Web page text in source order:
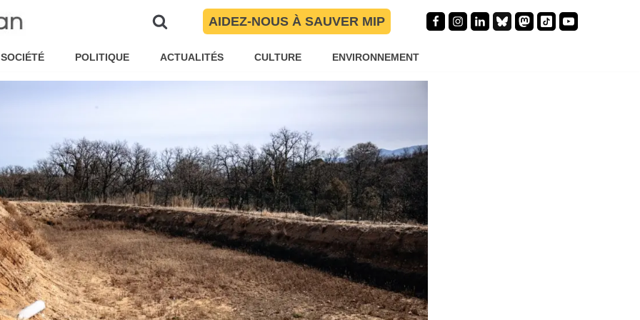
AIDEZ-NOUS À SAUVER MIP
SOCIÉTÉ POLITIQUE ACTUALITÉS CULTURE ENVIRONNEMENT
des Pyrénées-Orientales
Torres Brèves